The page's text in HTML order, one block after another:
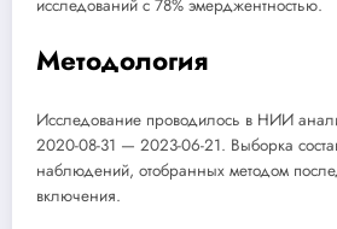
исследований с 78% эмерджентностью.
Методология
Исследование проводилось в НИИ
2020-08-31 — 2023-06-21. Выборка
наблюдений, отобранных методом
включения.